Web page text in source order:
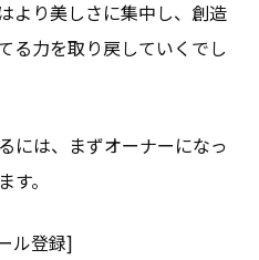
より美しさに集中し、創造
る力を取り戻していくでし
には、まずオーナーになっ
。
ル登録]